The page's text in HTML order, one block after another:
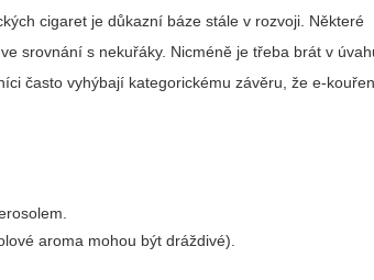
cigaret je důkazní báze stále v rozvoji. Některé
srovnání s nekuřáky. Nicméně je třeba brát v
často vyhýbají kategorickému závěru, že
aroma mohou být dráždivé).